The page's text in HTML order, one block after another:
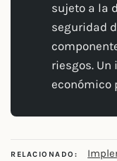
sujeto a la
seguridad
riesgos.
económico
RELACIONADO: